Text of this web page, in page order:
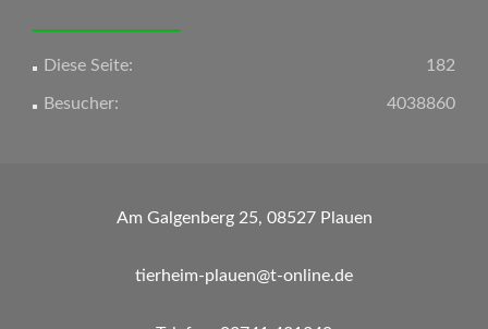
182
Diese Seite:
4038860
Besucher:
Am Galgenberg 25, 08527 Plauen
tierheim-plauen@t-online.de